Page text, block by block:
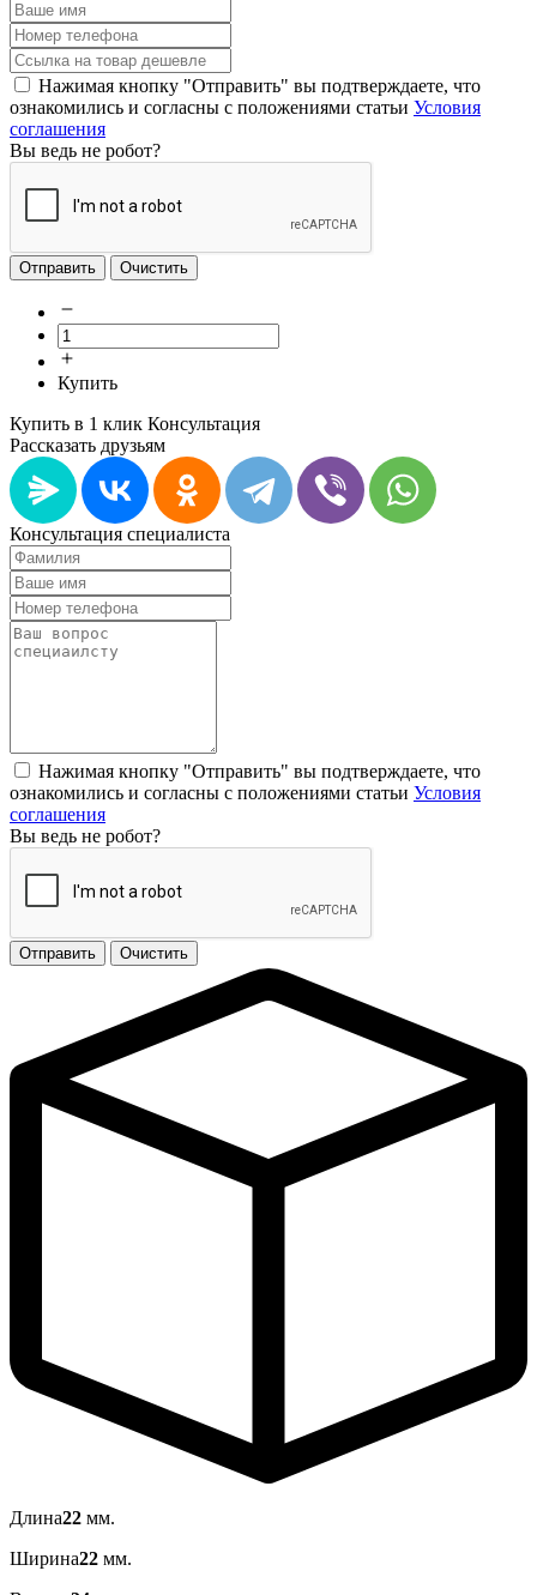
Нажимая кнопку "Отправить" вы подтверждаете, что
ознакомились и согласны с положениями статьи Условия
соглашения
Вы ведь не робот?
Отправить Очистить
Купить
Купить в 1 клик Консультация
Рассказать друзьям
Консультация специалиста
Нажимая кнопку "Отправить" вы подтверждаете, что
ознакомились и согласны с положениями статьи Условия
соглашения
Вы ведь не робот?
Отправить Очистить
Длина22 мм.
Ширина22 мм.